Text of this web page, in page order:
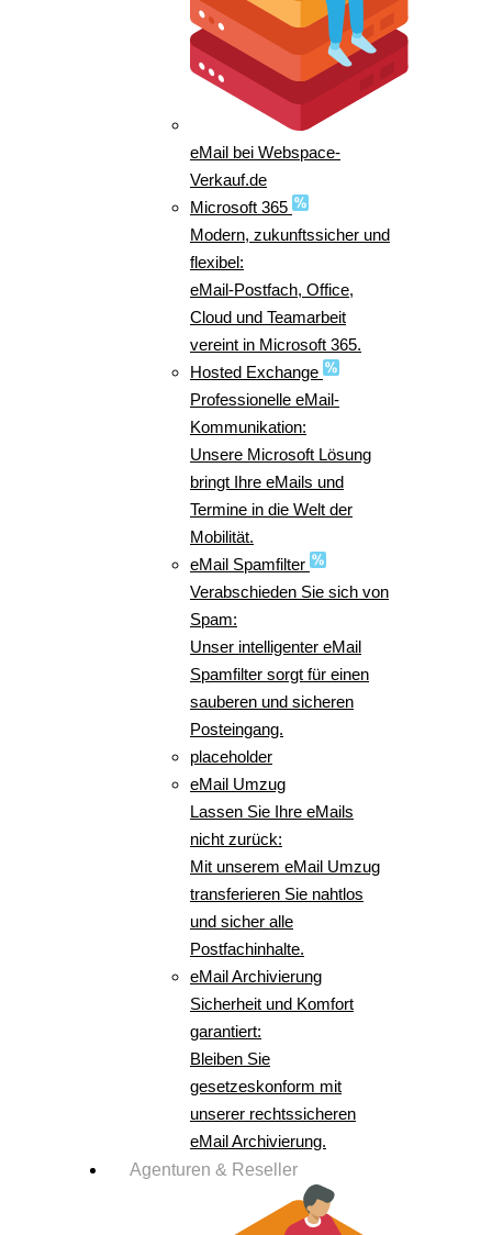
eMail bei Webspace-
Verkauf.de
Microsoft 365
Modern, zukunftssicher und
flexibel:
eMail-Postfach, Office,
Cloud und Teamarbeit
vereint in Microsoft 365.
Hosted Exchange
Professionelle eMail-
Kommunikation:
Unsere Microsoft Lösung
bringt Ihre eMails und
Termine in die Welt der
Mobilität.
eMail Spamfilter
Verabschieden Sie sich von
Spam:
Unser intelligenter eMail
Spamfilter sorgt für einen
sauberen und sicheren
Posteingang.
placeholder
eMail Umzug
Lassen Sie Ihre eMails
nicht zurück:
Mit unserem eMail Umzug
transferieren Sie nahtlos
und sicher alle
Postfachinhalte.
eMail Archivierung
Sicherheit und Komfort
garantiert:
Bleiben Sie
gesetzeskonform mit
unserer rechtssicheren
eMail Archivierung.
Agenturen & Reseller